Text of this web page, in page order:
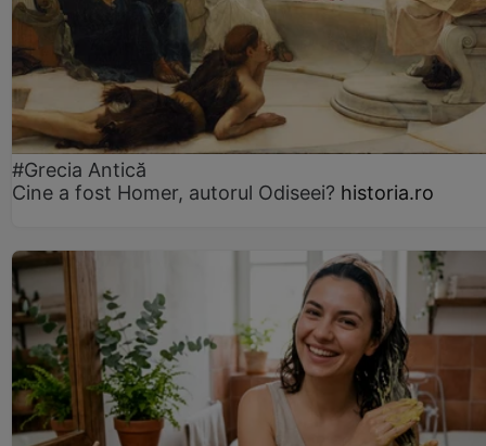
#Grecia Antică
Cine a fost Homer, autorul Odiseei? historia.ro